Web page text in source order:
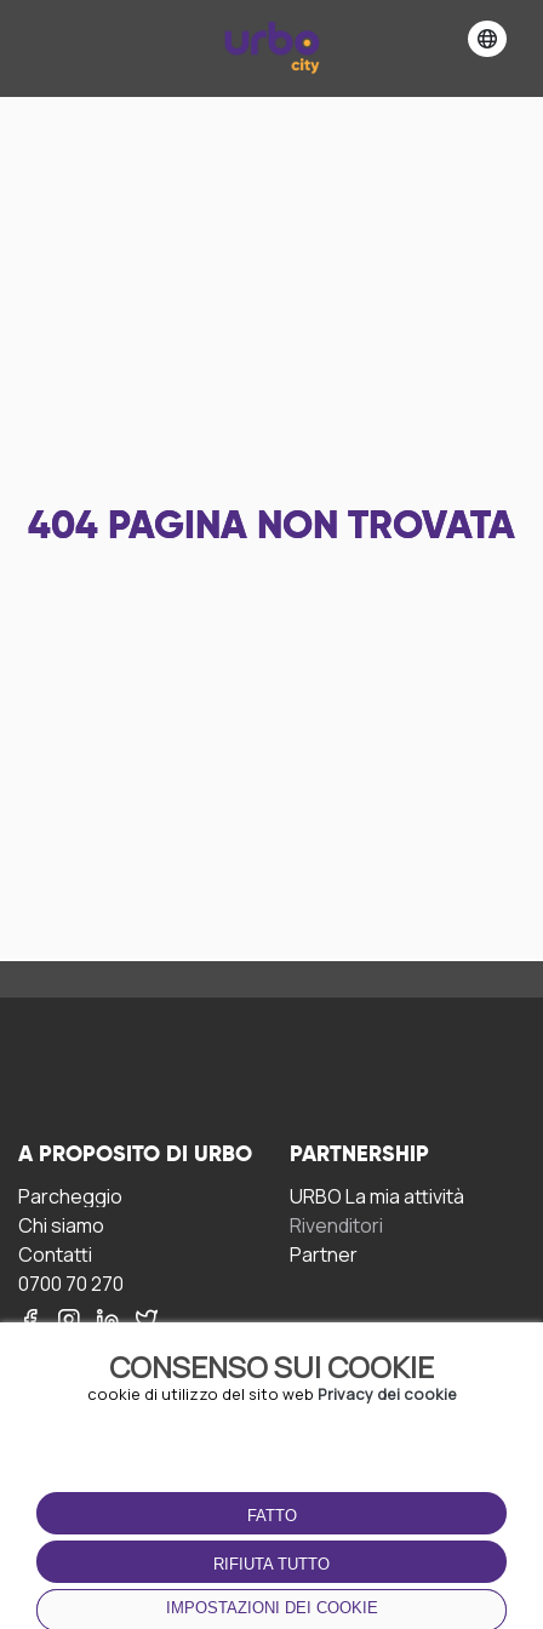
404 PAGINA NON TROVATA
CONSENSO SUI COOKIE
cookie di utilizzo del sito web Privacy dei cookie
FATTO
RIFIUTA TUTTO
IMPOSTAZIONI DEI COOKIE
A PROPOSITO DI URBO
Parcheggio
Chi siamo
Contatti
0700 70 270
PARTNERSHIP
URBO La mia attività
Rivenditori
Partner
CONDIZIONI D'USO
Termini e Condizioni
Politica sulla riservatezza
Gestione dei Cookie
SCARICA L'APP